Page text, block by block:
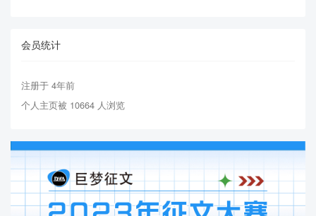
会员统计
注册于 4年前
个人主页被 10664 人浏览